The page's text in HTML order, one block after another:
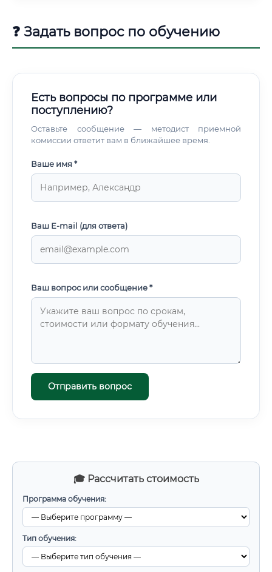
🎓 Рассчитать стоимость
Программа обучения:
Тип обучения:
❓ Задать вопрос по обучению
Есть вопросы по программе или
поступлению?
Оставьте сообщение — методист приемной
комиссии ответит вам в ближайшее время.
Ваше имя *
Ваш E-mail (для ответа)
Ваш вопрос или сообщение *
Отправить вопрос